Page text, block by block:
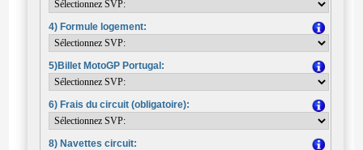
4) Formule logement:
5)Billet MotoGP Portugal:
6) Frais du circuit (obligatoire):
8) Navettes circuit: